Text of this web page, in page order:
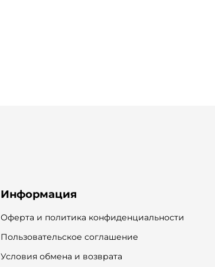
Информация
Оферта и политика конфиденциальности
Пользовательское соглашение
Условия обмена и возврата